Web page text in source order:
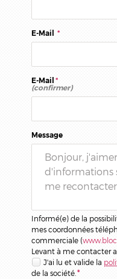
E-Mail *
E-Mail *
(confirmer)
Message
Informé(e) de la
mes coordonnées
commerciale (
Levant à me contacter
J'ai lu et valide la
de la société. *